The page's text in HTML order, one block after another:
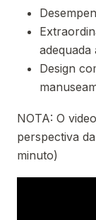
adequada
Design
NOTA: O
perspectiva
minuto)